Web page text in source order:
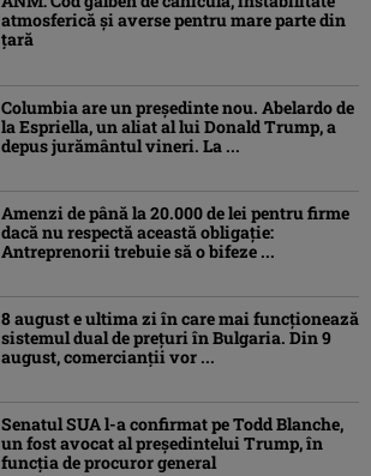
atmosferică și averse pentru mare parte din
țară
Columbia are un președinte nou. Abelardo de
la Espriella, un aliat al lui Donald Trump, a
depus jurământul vineri. La ...
Amenzi de până la 20.000 de lei pentru firme
dacă nu respectă această obligație:
Antreprenorii trebuie să o bifeze ...
8 august e ultima zi în care mai funcționează
sistemul dual de prețuri în Bulgaria. Din 9
august, comercianții vor ...
Senatul SUA l-a confirmat pe Todd Blanche,
un fost avocat al președintelui Trump, în
funcția de procuror general